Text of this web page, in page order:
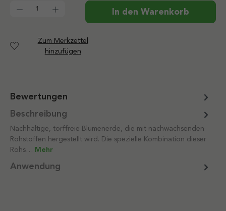
Produkt Anzahl: Gib den gewünschten Wert ein
In den Warenkorb
Zum Merkzettel
hinzufügen
Bewertungen
Beschreibung
Nachhaltige, torffreie Blumenerde, die mit nachwachsenden
Rohstoffen hergestellt wird. Die spezielle Kombination dieser
Rohs… Mehr
Anwendung